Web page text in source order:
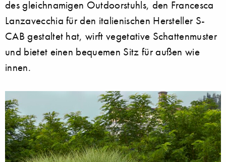
des gleichnamigen Outdoorstuhls, den Francesca
Lanzavecchia für den italienischen Hersteller S-
CAB gestaltet hat, wirft vegetative Schattenmuster
und bietet einen bequemen Sitz für außen wie
innen.